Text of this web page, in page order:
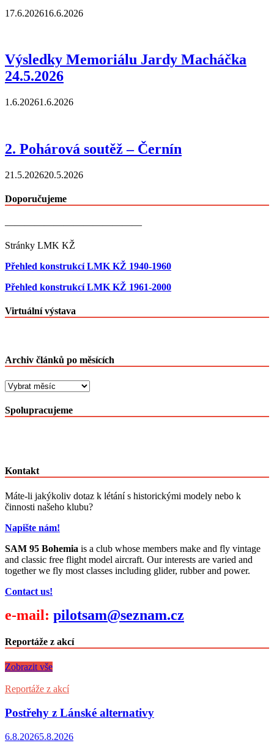
17.6.202616.6.2026
Výsledky Memoriálu Jardy Macháčka
24.5.2026
1.6.20261.6.2026
2. Pohárová soutěž – Černín
21.5.202620.5.2026
Doporučujeme
——————————————
Stránky LMK KŽ
Přehled konstrukcí LMK KŽ 1940-1960
Přehled konstrukcí LMK KŽ 1961-2000
Virtuální výstava
Archiv článků po měsících
Archiv
po
měsících
Spolupracujeme
Kontakt
Máte-li jakýkoliv dotaz k létání s historickými modely nebo k
činnosti našeho klubu?
Napište nám!
SAM 95 Bohemia is a club whose members make and fly vintage
and classic free flight model aircraft. Our interests are varied and
together we fly most classes including glider, rubber and power.
Contact us!
e-mail: pilotsam@seznam.cz
Reportáže z akcí
Zobrazit vše
Reportáže z akcí
Postřehy z Lánské alternativy
6.8.20265.8.2026